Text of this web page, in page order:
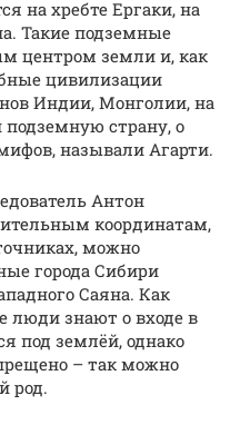
на хребте Ергаки, на
Такие подземные
центром земли и, как
цивилизации
Индии, Монголии, на
страну, о
называли Агарти.
Антон
координатам,
можно
города Сибири
Саяна. Как
люди знают о входе в
под землёй, однако
– так можно
род.